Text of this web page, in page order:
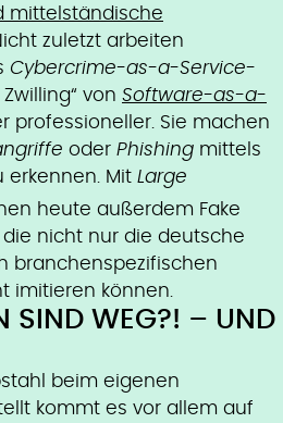
mittelständische
zuletzt arbeiten
Cybercrime-as-a-Service-
von Software-as-a-
professioneller. Sie machen
oder Phishing mittels
erkennen. Mit Large
heute außerdem Fake
nicht nur die deutsche
branchenspezifischen
imitieren können.
SIND WEG?! – UND
beim eigenen
kommt es vor allem auf